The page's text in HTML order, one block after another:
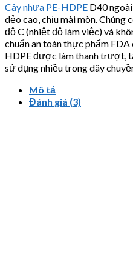
Cây nhựa PE-HDPE D40
dẻo cao, chịu mài mòn. Chúng
độ C (nhiệt độ làm việc) và
chuẩn an toàn thực phẩm FDA
HDPE được làm thanh trượt,
sử dụng nhiều trong dây
Mô tả
Đánh giá (3)